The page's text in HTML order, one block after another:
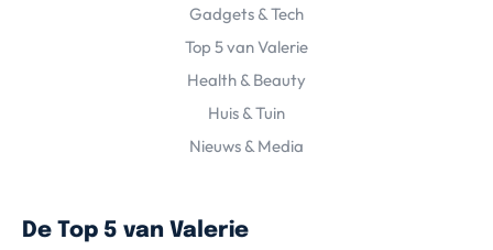
Gadgets & Tech
Top 5 van Valerie
Health & Beauty
Huis & Tuin
Nieuws & Media
De Top 5 van Valerie